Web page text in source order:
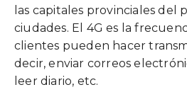
las capitales provinciales del
ciudades. El 4G es la
clientes pueden hacer
decir, enviar correos
leer diario, etc.